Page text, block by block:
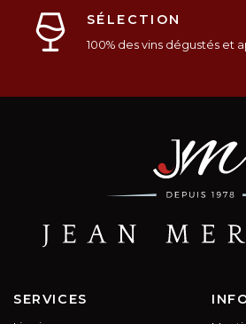
SÉLECTION
100% des vins dégustés et
SERVICES